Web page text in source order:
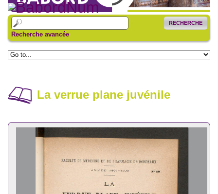
RECHERCHE
Recherche avancée
La verrue plane juvénile